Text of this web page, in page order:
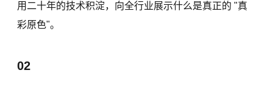
用二十年的技术积淀，向全行业展示什么是真正的 "真
彩原色"。
02